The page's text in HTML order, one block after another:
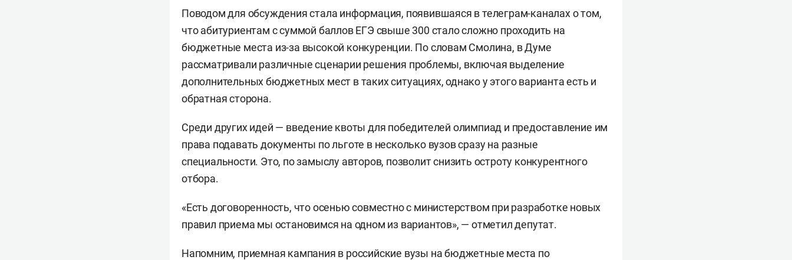
Поводом для обсуждения стала информация, появившаяся в телеграм-каналах о том,
что абитуриентам с суммой баллов ЕГЭ свыше 300 стало сложно проходить на
бюджетные места из-за высокой конкуренции. По словам Смолина, в Думе
рассматривали различные сценарии решения проблемы, включая выделение
дополнительных бюджетных мест в таких ситуациях, однако у этого варианта есть и
обратная сторона.
Среди других идей — введение квоты для победителей олимпиад и предоставление им
права подавать документы по льготе в несколько вузов сразу на разные
специальности. Это, по замыслу авторов, позволит снизить остроту конкурентного
отбора.
«Есть договоренность, что осенью совместно с министерством при разработке новых
правил приема мы остановимся на одном из вариантов», — отметил депутат.
Напомним, приемная кампания в российские вузы на бюджетные места по